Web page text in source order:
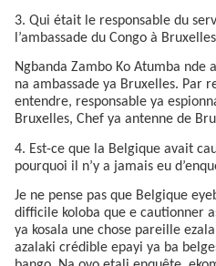
3. Qui était le responsable du
l’ambassade du Congo à
Ngbanda Zambo Ko Atumba nde
na ambassade ya Bruxelles. Par
entendre, responsable ya
Bruxelles, Chef ya antenne de
4. Est-ce que la Belgique avait
pourquoi il n’y a jamais eu
Je ne pense pas que Belgique
difficile koloba que e cautionner
ya kosala une chose pareille
azalaki crédible epayi ya ba